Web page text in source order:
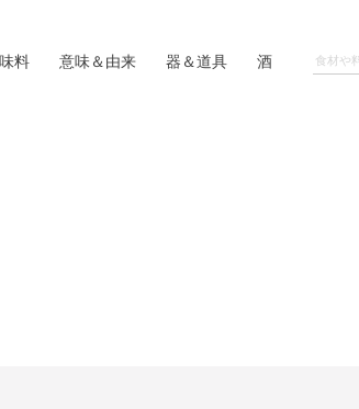
料 意味＆由来 器＆道具 酒